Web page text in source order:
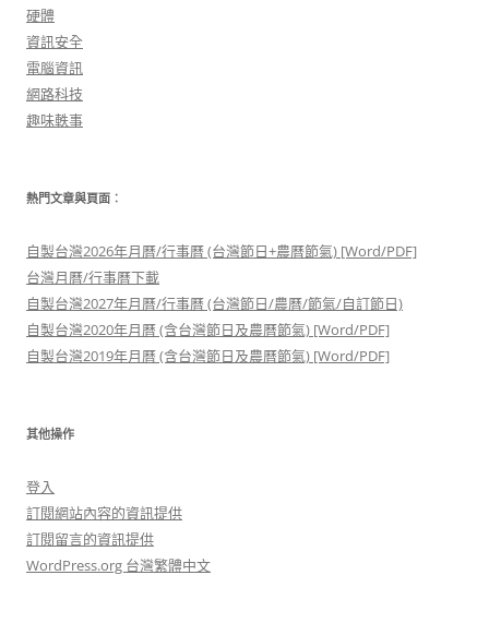
硬體
資訊安全
電腦資訊
網路科技
趣味軼事
熱門文章與頁面︰
自製台灣2026年月曆/行事曆 (台灣節日+農曆節氣) [Word/PDF]
台灣月曆/行事曆下載
自製台灣2027年月曆/行事曆 (台灣節日/農曆/節氣/自訂節日)
自製台灣2020年月曆 (含台灣節日及農曆節氣) [Word/PDF]
自製台灣2019年月曆 (含台灣節日及農曆節氣) [Word/PDF]
其他操作
登入
訂閱網站內容的資訊提供
訂閱留言的資訊提供
WordPress.org 台灣繁體中文